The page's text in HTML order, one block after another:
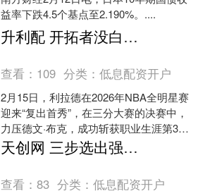
益率下跌4.5个基点至2.190%。....
升利配 开拓者没白花钱! 4200万签养伤1年的利拉德, 依然是全明星三分王
查看： 109 分类：低息配资开户
2月15日，利拉德在2026年NBA全明星赛
迎来“复出首秀”，在三分大赛的决赛中，
力压德文·布克，成功斩获职业生涯第3次
三分大赛冠军！ 虽然利拉德已35岁，跟
腱....
天创网 三步选出强势股：1、月线足够低2、日线均线多头排列，越整齐越好
查看：83 分类：低息配资开户